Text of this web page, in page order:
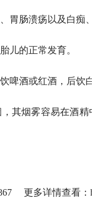
肠溃疡以及白痴、
的正常发育。
酒或红酒，后饮白
烟雾容易在酒精
更多详情查看：